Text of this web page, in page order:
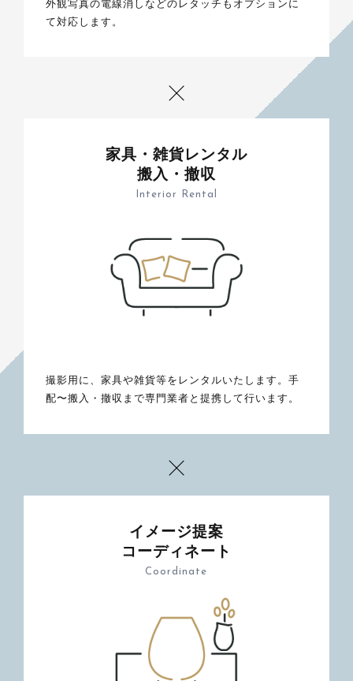
外観写真の電線消しなどのレタッチもオプションに
て対応します。
家具・雑貨レンタル
搬入・撤収
Interior Rental
撮影用に、家具や雑貨等をレンタルいたします。手
配〜搬入・撤収まで専門業者と提携して行います。
イメージ提案
コーディネート
Coordinate